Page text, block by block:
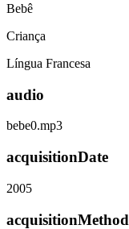
Bebê
Criança
Língua Francesa
audio
bebe0.mp3
acquisitionDate
2005
acquisitionMethod